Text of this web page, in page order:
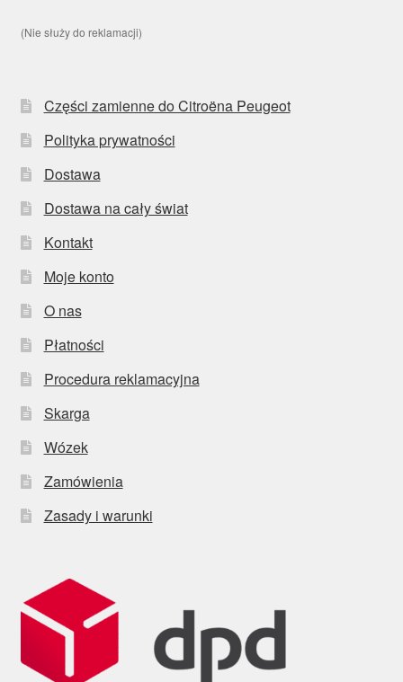
(Nie służy do reklamacji)
Części zamienne do Citroëna Peugeot
Polityka prywatności
Dostawa
Dostawa na cały świat
Kontakt
Moje konto
O nas
Płatności
Procedura reklamacyjna
Skarga
Wózek
Zamówienia
Zasady i warunki